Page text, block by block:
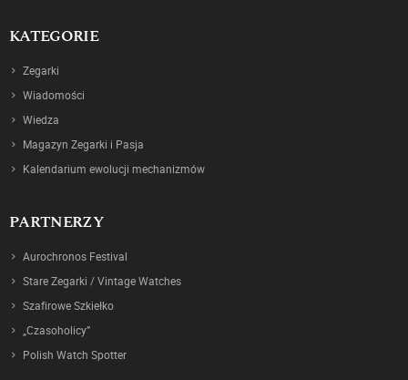
KATEGORIE
Zegarki
Wiadomości
Wiedza
Magazyn Zegarki i Pasja
Kalendarium ewolucji mechanizmów
PARTNERZY
Aurochronos Festival
Stare Zegarki / Vintage Watches
Szafirowe Szkiełko
„Czasoholicy”
Polish Watch Spotter